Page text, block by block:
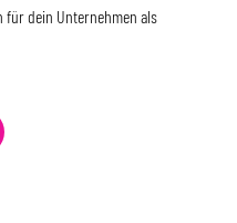
für dein Unternehmen als